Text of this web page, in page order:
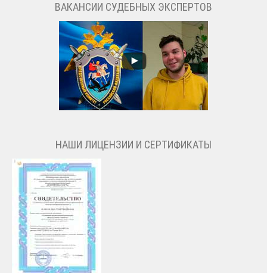
ВАКАНСИИ СУДЕБНЫХ ЭКСПЕРТОВ
НАШИ ЛИЦЕНЗИИ И СЕРТИФИКАТЫ